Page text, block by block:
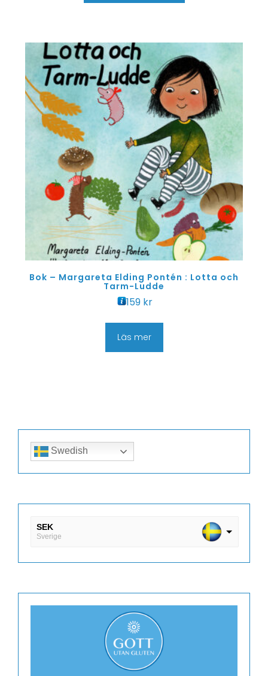
Bok – Margareta Elding Pontén : Lotta och
Tarm-Ludde
159 kr
Läs mer
Swedish
SEK
Sverige
EUR